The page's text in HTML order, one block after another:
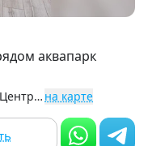
аквапарк
Тюмень Тимофея Кармацкого 11, Центральный округ (Заречный) на карте